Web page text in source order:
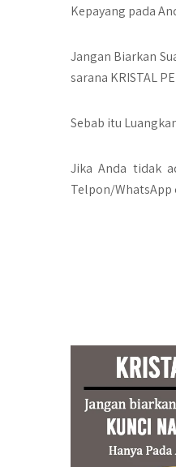
Kepayang pada
Jangan Biarkan
sarana KRISTAL
Sebab itu
Jika Anda tidak
Telpon/WhatsApp